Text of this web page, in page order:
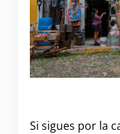
Si sigues por la